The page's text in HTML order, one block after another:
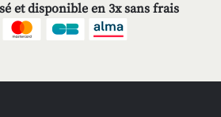
et disponible en 3x sans frais